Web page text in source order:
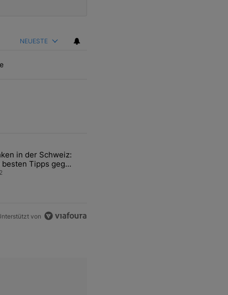
NEUESTE
Artikel der letzten 7 days.
Verkauf von WM-Anteilen" mit 2 kommentare.
mit dem Titel "Tanken in der Schweiz: Die besten Tipps gegen
in der Schweiz:
besten Tipps gegen
Sprit
2
von